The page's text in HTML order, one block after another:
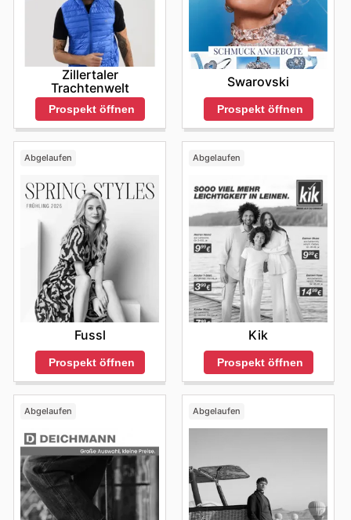
ihre Online-Angebote noch heute.
Zillertaler
Trachtenwelt
Prospekt öffnen
Swarovski
Prospekt öffnen
Abgelaufen
Fussl
Prospekt öffnen
Abgelaufen
Kik
Prospekt öffnen
Abgelaufen Abgelaufen